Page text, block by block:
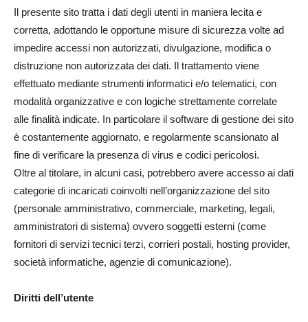
Il presente sito tratta i dati degli utenti in maniera lecita e
corretta, adottando le opportune misure di sicurezza volte ad
impedire accessi non autorizzati, divulgazione, modifica o
distruzione non autorizzata dei dati. Il trattamento viene
effettuato mediante strumenti informatici e/o telematici, con
modalità organizzative e con logiche strettamente correlate
alle finalità indicate. In particolare il software di gestione dei sito
è costantemente aggiornato, e regolarmente scansionato al
fine di verificare la presenza di virus e codici pericolosi.
Oltre al titolare, in alcuni casi, potrebbero avere accesso ai dati
categorie di incaricati coinvolti nell’organizzazione del sito
(personale amministrativo, commerciale, marketing, legali,
amministratori di sistema) ovvero soggetti esterni (come
fornitori di servizi tecnici terzi, corrieri postali, hosting provider,
società informatiche, agenzie di comunicazione).
Diritti dell’utente